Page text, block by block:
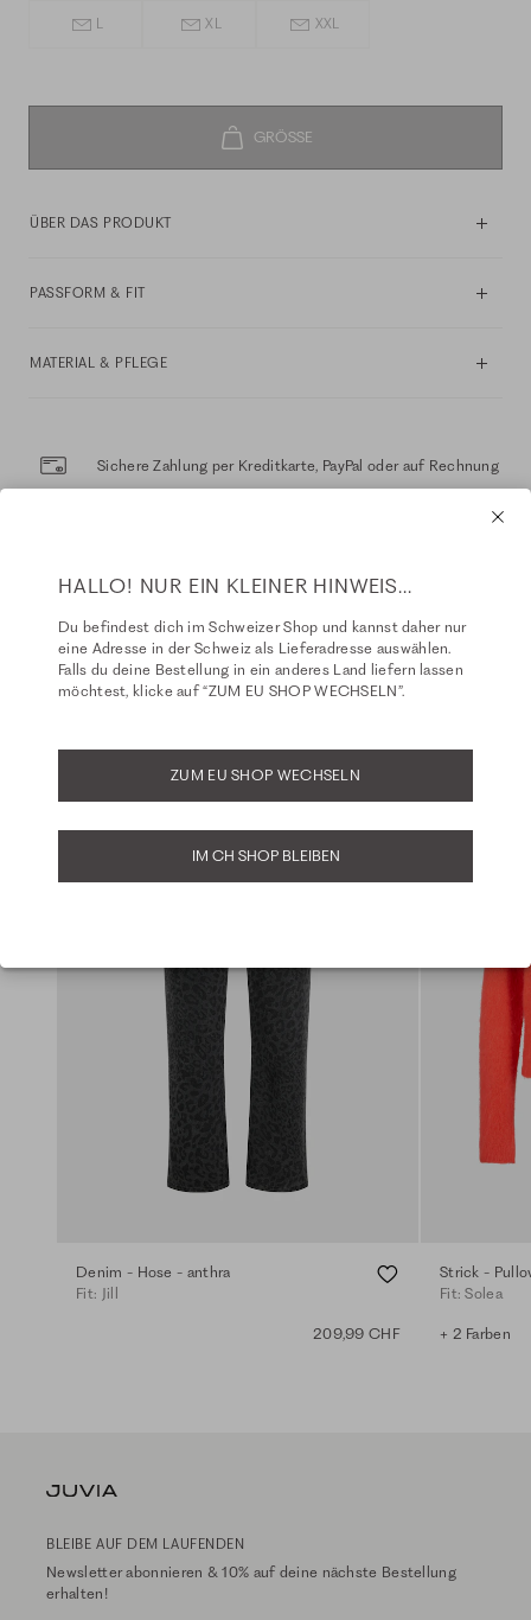
L XL XXL
ÜBER DAS PRODUKT
PASSFORM & FIT
MATERIAL & PFLEGE
Sichere Zahlung per Kreditkarte, PayPal oder auf Rechnung
Kostenloser Rückversand innerhalb 14 Tage
EMPFEHLUNGEN FÜR DICH
Denim - Hose - anthra
Fit: Jill
209,99 CHF
Strick -
Fit: Solea
+ 2 Farben
BLEIBE AUF DEM LAUFENDEN
Newsletter abonnieren & 10% auf deine nächste Bestellung
erhalten!
HALLO! NUR EIN KLEINER HINWEIS...
Du befindest dich im Schweizer Shop und kannst daher nur
eine Adresse in der Schweiz als Lieferadresse auswählen.
Falls du deine Bestellung in ein anderes Land liefern lassen
möchtest, klicke auf “ZUM EU SHOP WECHSELN”.
ZUM EU SHOP WECHSELN
IM CH SHOP BLEIBEN